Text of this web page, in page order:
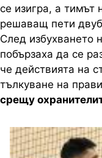
се изигра, а тимът
решаващ пети
След избухването
побързаха да се
че действията на
тълкуване на
срещу